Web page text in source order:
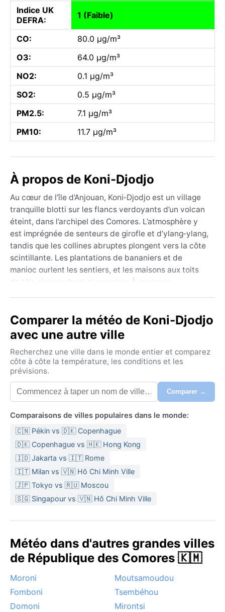
Indice UK
DEFRA:
1 (Faible)
CO:
80.0 µg/m³
O3:
64.0 µg/m³
NO2:
0.1 µg/m³
SO2:
0.5 µg/m³
PM2.5:
7.1 µg/m³
PM10:
11.7 µg/m³
À propos de Koni-Djodjo
Au cœur de l’île d’Anjouan, Koni‑Djodjo est un village
tranquille blotti sur les flancs verdoyants d’un volcan
éteint, dans l’archipel des Comores. L’atmosphère y
est imprégnée de senteurs de girofle et d’ylang‑ylang,
tandis que les collines abruptes plongent vers la côte
scintillante. Les plantations de bananiers et de
manioc ourlent les sentiers, et les maisons aux toits
de tôle s’accrochent aux pentes. À quelques
roussettes – qui fascine les randonneurs. Le paysage,
d’un vert profond, est sculpté par des ravins et des
crêtes, et la mer, d’un bleu intense, se dévoile par
éclats depuis les hauteurs.
Le climat de Koni‑Djodjo est de type tropical de
mousson (Am), marqué par deux saisons bien
distinctes. L’été austral, de novembre à avril, apporte
pluies torrentielles, particulièrement en janvier et
février. Les averses sont souvent brèves mais
violentes, lessivant les pentes. L’hiver, de mai à
octobre, offre un temps plus sec et frais (20–25 °C),
avec un ciel souvent dégagé et une brise agréable.
L’humidité reste élevée toute l’année, mais moins
oppressante en saison sèche. Pour voyager, il faut
prévoir des vêtements légers en coton, un coupe‑vent
tropical.
La meilleure période pour découvrir Koni‑Djodjo du
le ciel est clair et les températures douces. La saison
des pluies peut gêner les déplacements sur les routes
de montagne, souvent glissantes. Un phénomène
Comparer la météo de Koni-Djodjo
avec une autre ville
Recherchez une ville dans le monde entier et comparez
côte à côte la température, les conditions et les
prévisions.
Comparer →
Comparaisons de villes populaires dans le monde:
🇨🇳 Pékin vs 🇩🇰 Copenhague
🇩🇰 Copenhague vs 🇭🇰 Hong Kong
🇮🇩 Jakarta vs 🇮🇹 Rome
🇮🇹 Milan vs 🇻🇳 Hô Chi Minh Ville
🇯🇵 Tokyo vs 🇷🇺 Moscou
🇸🇬 Singapour vs 🇻🇳 Hô Chi Minh Ville
Météo dans d'autres grandes villes
de République des Comores 🇰🇲
Moroni
Moutsamoudou
Fomboni
Tsembéhou
Domoni
Mirontsi